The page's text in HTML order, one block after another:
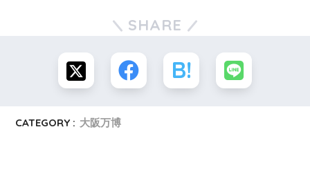
SHARE
CATEGORY : 大阪万博